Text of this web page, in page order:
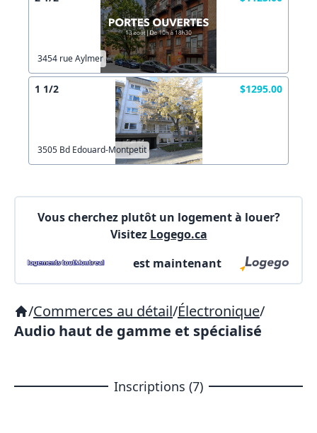
3454 rue Aylmer
1 1/2 $1295.00
3505 Bd Edouard-Montpetit
Vous cherchez plutôt un logement à louer?
Visitez Logego.ca
est maintenant
/Commerces au détail/Électronique/
Audio haut de gamme et spécialisé
Inscriptions (7)